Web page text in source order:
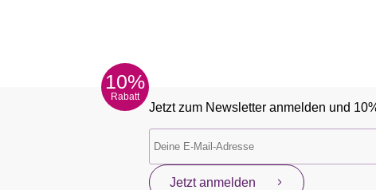
10%
Rabatt
Jetzt zum Newsletter anmelden und
Jetzt anmelden